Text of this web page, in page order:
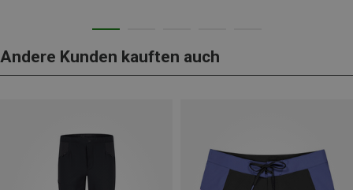
Andere Kunden kauften auch